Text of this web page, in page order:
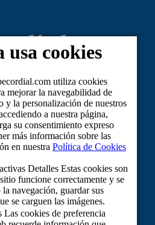
CON NOSOTROS
LEGAL
COOKIES
CORDIAL